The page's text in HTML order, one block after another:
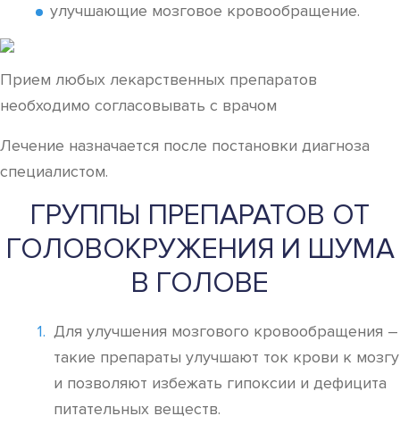
улучшающие мозговое кровообращение.
Прием любых лекарственных препаратов
необходимо согласовывать с врачом
Лечение назначается после постановки диагноза
специалистом.
ГРУППЫ ПРЕПАРАТОВ ОТ
ГОЛОВОКРУЖЕНИЯ И ШУМА
В ГОЛОВЕ
Для улучшения мозгового кровообращения –
такие препараты улучшают ток крови к мозгу
и позволяют избежать гипоксии и дефицита
питательных веществ.